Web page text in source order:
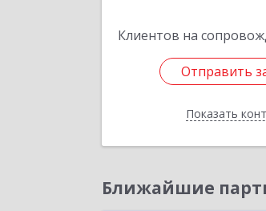
Клиентов на
Отправить
Показать
Отправить
Назад
Ближайшие